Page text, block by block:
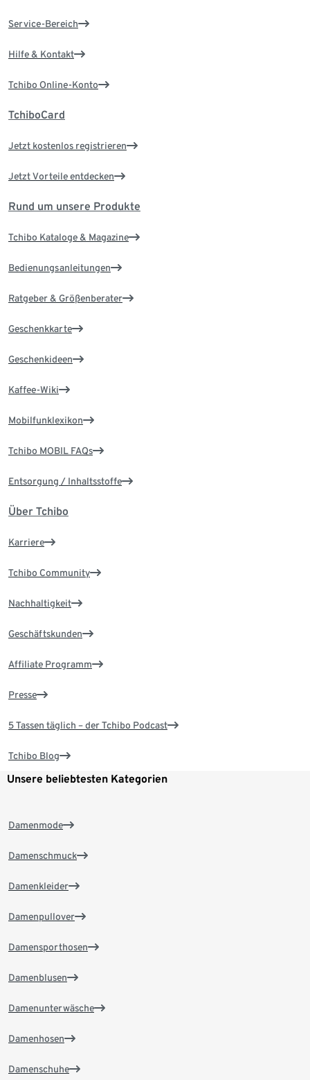
Service-Bereich
Hilfe & Kontakt
Tchibo Online-Konto
TchiboCard
Jetzt kostenlos registrieren
Jetzt Vorteile entdecken
Rund um unsere Produkte
Tchibo Kataloge & Magazine
Bedienungsanleitungen
Ratgeber & Größenberater
Geschenkkarte
Geschenkideen
Kaffee-Wiki
Mobilfunklexikon
Tchibo MOBIL FAQs
Entsorgung / Inhaltsstoffe
Über Tchibo
Karriere
Tchibo Community
Nachhaltigkeit
Geschäftskunden
Affiliate Programm
Presse
5 Tassen täglich – der Tchibo Podcast
Tchibo Blog
Unsere beliebtesten Kategorien
Damenmode
Damenschmuck
Damenkleider
Damenpullover
Damensporthosen
Damenblusen
Damenunterwäsche
Damenhosen
Damenschuhe